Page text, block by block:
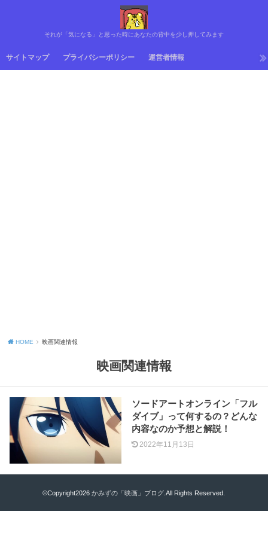
それが「気になる」と思った時にあなたの背中を少し押してみます
サイトマップ プライバシーポリシー 運営者情報
HOME 映画関連情報
映画関連情報
ソードアートオンライン「フル
ダイブ」って何するの？どんな
内容なのか予想と解説！
2022年11月13日
©Copyright2026かみずの「映画」ブログ .All Rights Reserved.